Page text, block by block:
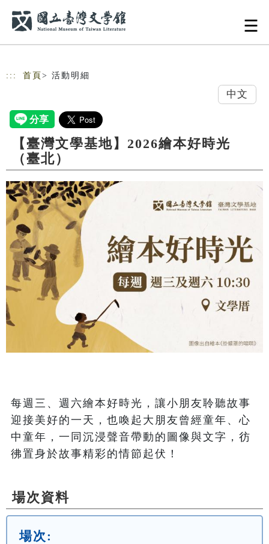
::: 首頁 > 活動明細
中文
【臺灣文學基地】2026繪本好時光
（臺北）
每週三、週六繪本好時光，讓小朋友聆聽故事
迎接美好的一天，也喚起大朋友曾經童年、心
中童年，一同沉浸聲音帶動的圖像與文字，彷
彿置身於故事精彩的情節起伏！
場次資料
場次: